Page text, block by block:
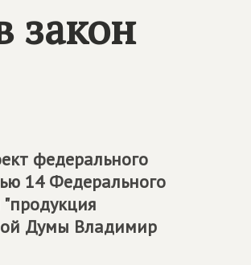
закон
федерального
14 Федерального
Думы Владимир